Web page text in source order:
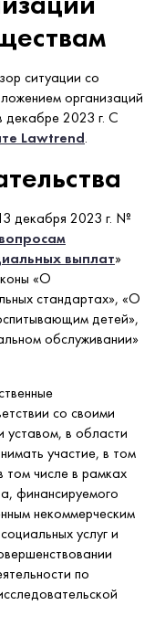
ситуации со
организаций
декабре 2023 г. С
Lawtrend.
декабря 2023 г. №
выплат»
«О
стандартах», «О
детей»,
обслуживании»
со своими
уставом, в области
участие, в том
том числе в рамках
финансируемого
некоммерческим
услуг и
по